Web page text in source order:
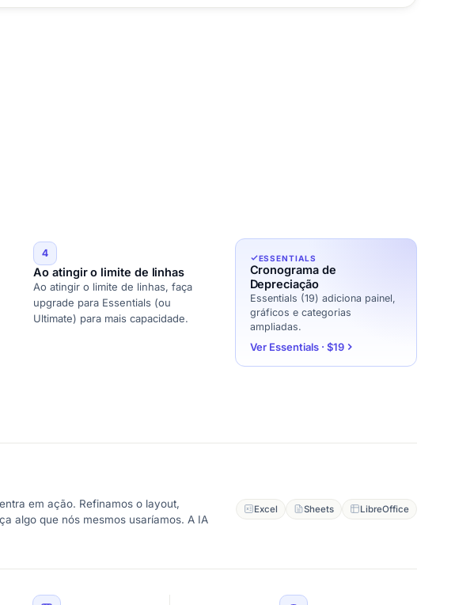
4
Ao atingir o limite de linhas
Ao atingir o limite de linhas, faça
upgrade para Essentials (ou
Ultimate) para mais capacidade.
ESSENTIALS
Cronograma de
Depreciação
Essentials (19) adiciona painel,
gráficos e categorias
ampliadas.
Ver Essentials · $19
em ação. Refinamos o layout,
algo que nós mesmos usaríamos. A IA
Excel Sheets LibreOffice